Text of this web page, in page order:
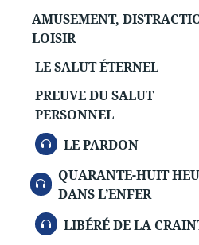
AMUSEMENT,
LOISIR
LE SALUT ÉTERNEL
PREUVE DU SALUT
PERSONNEL
AUDIOLE PARDON
AUDIO
QUARANTE-HUIT
DANS L’ENFER
AUDIO
LIBÉRÉ DE LA